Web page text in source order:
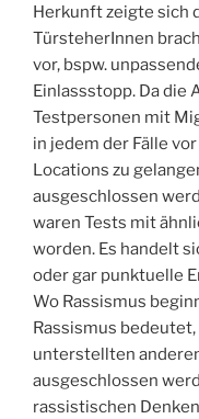
Herkunft zeigte sich
TürsteherInnen
vor, bspw.
Einlassstopp. Da die
Testpersonen mit
in jedem der Fälle
Locations zu
ausgeschlossen
waren Tests mit
worden. Es handelt
oder gar punktuelle
Wo Rassismus
Rassismus
unterstellten
ausgeschlossen
rassistischen